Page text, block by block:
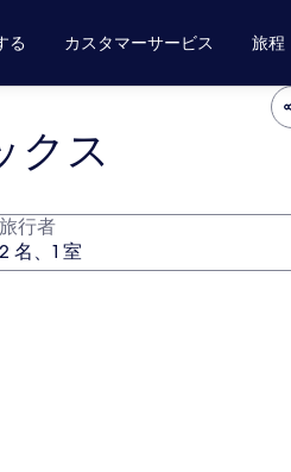
る カスタマーサービス 旅程
クス
旅行者